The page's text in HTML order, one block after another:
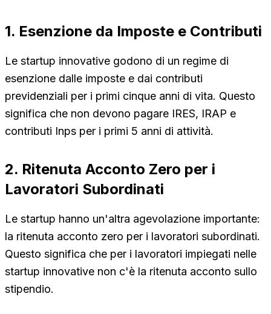
1. Esenzione da Imposte e Contributi
Le startup innovative godono di un regime di
esenzione dalle imposte e dai contributi
previdenziali per i primi cinque anni di vita. Questo
significa che non devono pagare IRES, IRAP e
contributi Inps per i primi 5 anni di attività.
2. Ritenuta Acconto Zero per i
Lavoratori Subordinati
Le startup hanno un'altra agevolazione importante:
la ritenuta acconto zero per i lavoratori subordinati.
Questo significa che per i lavoratori impiegati nelle
startup innovative non c'è la ritenuta acconto sullo
stipendio.